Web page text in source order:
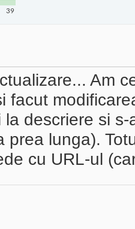
39
Am
facut
la descriere si
prea lunga).
cu URL-ul